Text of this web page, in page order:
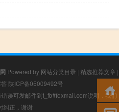
Powered by 网站分类目录 | 精选推荐文章 |
陕ICP备05009492号
误可发邮件到f_fb#foxmail.com说明，我们
纠正，谢谢